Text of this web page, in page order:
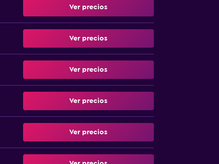
Ver precios
Ver precios
Ver precios
Ver precios
Ver precios